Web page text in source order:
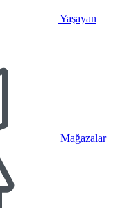
Yaşayan
Mağazalar